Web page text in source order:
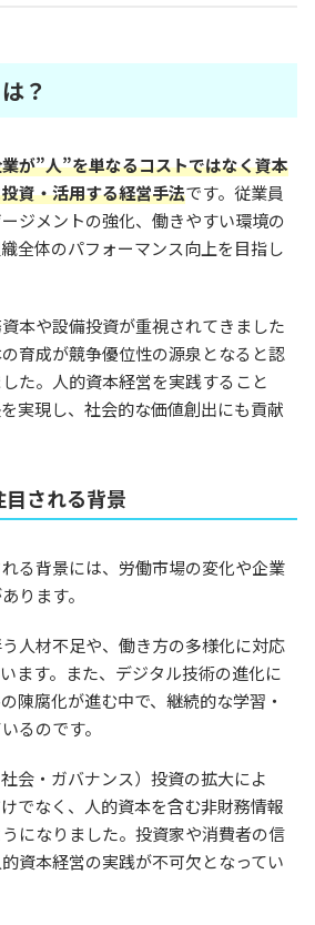
？
が”人”を単なるコストではなく資本
資・活用する経営手法です。従業員
ジメントの強化、働きやすい環境の
全体のパフォーマンス向上を目指し
本や設備投資が重視されてきました
育成が競争優位性の源泉となると認
た。人的資本経営を実践すること
実現し、社会的な価値創出にも貢献
される背景
る背景には、労働市場の変化や企業
ります。
人材不足や、働き方の多様化に対応
ます。また、デジタル技術の進化に
陳腐化が進む中で、継続的な学習・
るのです。
会・ガバナンス）投資の拡大によ
でなく、人的資本を含む非財務情報
になりました。投資家や消費者の信
資本経営の実践が不可欠となってい